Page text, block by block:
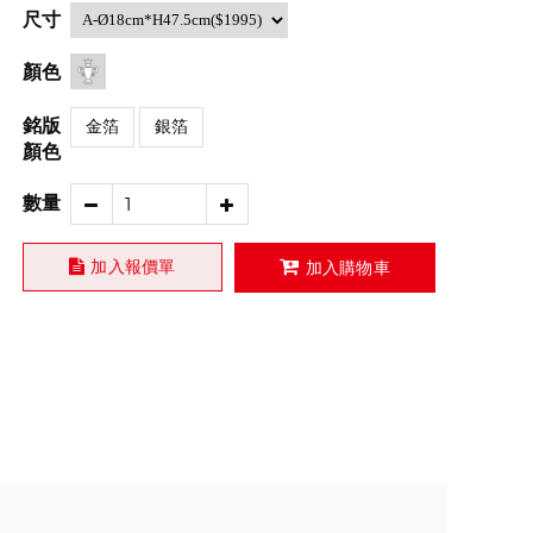
尺寸
顏色
銘版
顏色
金箔 銀箔
數量
加入報價單 加入購物車